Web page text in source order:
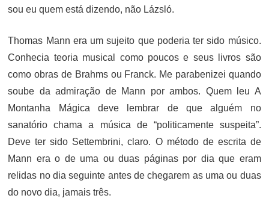
sou eu quem está dizendo, não Lázsló.
Thomas Mann era um sujeito que poderia ter sido músico.
Conhecia teoria musical como poucos e seus livros são
como obras de Brahms ou Franck. Me parabenizei quando
soube da admiração de Mann por ambos. Quem leu A
Montanha Mágica deve lembrar de que alguém no
sanatório chama a música de “politicamente suspeita”.
Deve ter sido Settembrini, claro. O método de escrita de
Mann era o de uma ou duas páginas por dia que eram
relidas no dia seguinte antes de chegarem as uma ou duas
do novo dia, jamais três.